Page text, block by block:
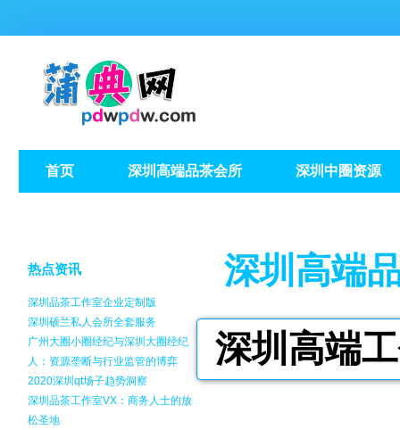
首页 深圳高端品茶会所 深圳中圈资源
深圳高端
深圳高端
热点资讯
深圳品茶工作室企业定制版
深圳硕兰私人会所全套服务
广州大圈小圈经纪与深圳大圈经纪
人：资源垄断与行业监管的博弈
2020深圳qt场子趋势洞察
深圳品茶工作室VX：商务人士的放
松圣地